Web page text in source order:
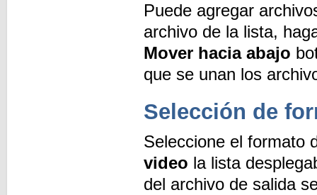
Puede agregar
archivo de la lista,
Mover hacia abajo
que se unan los
Selección de
Seleccione el formato
video la lista
del archivo de salida